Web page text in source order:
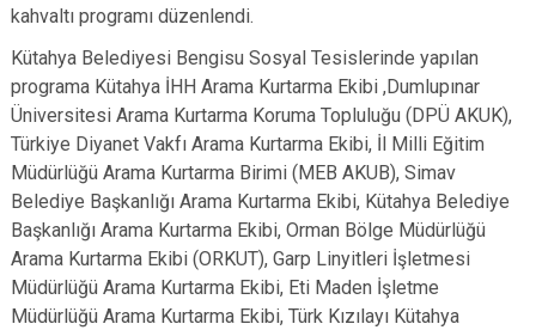
kahvaltı programı düzenlendi.
Kütahya Belediyesi Bengisu Sosyal Tesislerinde yapılan
programa Kütahya İHH Arama Kurtarma Ekibi ,Dumlupınar
Üniversitesi Arama Kurtarma Koruma Topluluğu (DPÜ AKUK),
Türkiye Diyanet Vakfı Arama Kurtarma Ekibi, İl Milli Eğitim
Müdürlüğü Arama Kurtarma Birimi (MEB AKUB), Simav
Belediye Başkanlığı Arama Kurtarma Ekibi, Kütahya Belediye
Başkanlığı Arama Kurtarma Ekibi, Orman Bölge Müdürlüğü
Arama Kurtarma Ekibi (ORKUT), Garp Linyitleri İşletmesi
Müdürlüğü Arama Kurtarma Ekibi, Eti Maden İşletme
Müdürlüğü Arama Kurtarma Ekibi, Türk Kızılayı Kütahya